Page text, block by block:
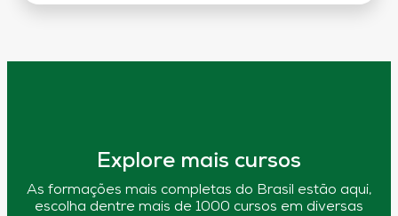
Explore mais cursos
As formações mais completas do Brasil estão aqui,
escolha dentre mais de 1000 cursos em diversas